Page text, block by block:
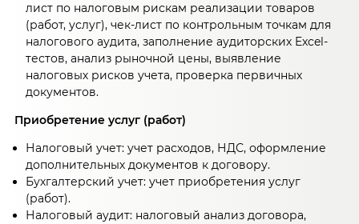
лист по налоговым рискам реализации товаров
(работ, услуг), чек-лист по контрольным точкам для
налогового аудита, заполнение аудиторских Excel-
тестов, анализ рыночной цены, выявление
налоговых рисков учета, проверка первичных
документов.
Приобретение услуг (работ)
Налоговый учет: учет расходов, НДС, оформление
дополнительных документов к договору.
Бухгалтерский учет: учет приобретения услуг
(работ).
Налоговый аудит: налоговый анализ договора,